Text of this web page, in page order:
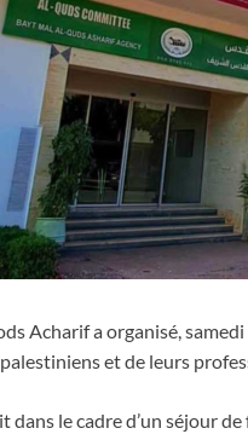
Acharif a organisé,
et de leurs
dans le cadre d’un séjour